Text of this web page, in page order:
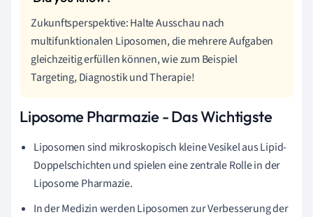
Zukunftsperspektive: Halte Ausschau nach
multifunktionalen Liposomen, die mehrere Aufgaben
gleichzeitig erfüllen können, wie zum Beispiel
Targeting, Diagnostik und Therapie!
Liposome Pharmazie - Das Wichtigste
Liposomen sind mikroskopisch kleine Vesikel aus Lipid-
Doppelschichten und spielen eine zentrale Rolle in der
Liposome Pharmazie.
In der Medizin werden Liposomen zur Verbesserung der